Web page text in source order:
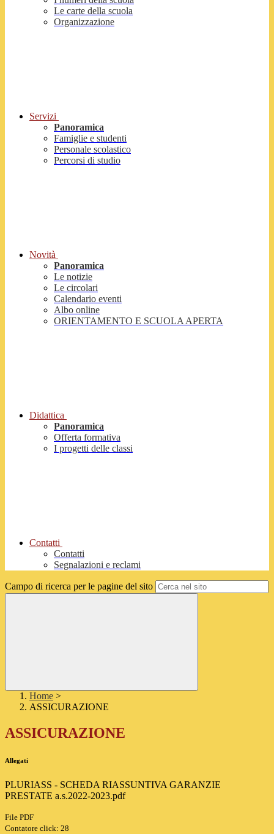
Le carte della scuola
Organizzazione
Servizi
Panoramica
Famiglie e studenti
Personale scolastico
Percorsi di studio
Novità
Panoramica
Le notizie
Le circolari
Calendario eventi
Albo online
ORIENTAMENTO E SCUOLA APERTA
Didattica
Panoramica
Offerta formativa
I progetti delle classi
Contatti
Contatti
Segnalazioni e reclami
Campo di ricerca per le pagine del sito
Home >
ASSICURAZIONE
ASSICURAZIONE
Allegati
PLURIASS - SCHEDA RIASSUNTIVA GARANZIE
PRESTATE a.s.2022-2023.pdf
File PDF
Contatore click: 28